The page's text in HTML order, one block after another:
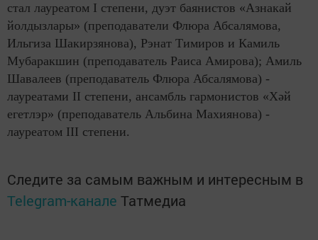
стал лауреатом I степени, дуэт баянистов «Азнакай
йолдызлары» (преподаватели Флюра Абсалямова,
Ильгиза Шакирзянова), Рэнат Тимиров и Камиль
Мубаракшин (преподаватель Раиса Амирова); Амиль
Шавалеев (преподаватель Флюра Абсалямова) -
лауреатами II степени, ансамбль гармонистов «Хәй
егетлэр» (преподаватель Альбина Махиянова) -
лауреатом III степени.
Следите за самым важным и интересным в
Telegram-канале Татмедиа